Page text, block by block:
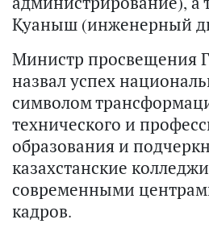
Қуаныш (инженерный
Министр просвещения
назвал успех
символом
технического и
образования и
казахстанские
современными
кадров.